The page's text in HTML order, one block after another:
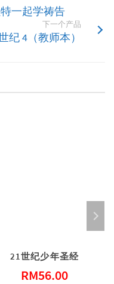
一起学祷告
下一个产品
纪 4（教师本）
21世纪少年圣经
RM56.00